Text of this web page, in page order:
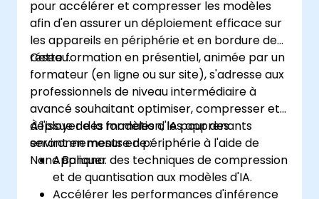
pour accélérer et compresser les modèles
afin d'en assurer un déploiement efficace sur
les appareils en périphérie et en bordure de
réseau.
Cette formation en présentiel, animée par un
formateur (en ligne ou sur site), s'adresse aux
professionnels de niveau intermédiaire à
avancé souhaitant optimiser, compresser et
déployer des modèles d'IA pour des
environnements en périphérie à l'aide de
Nano Banana.
À l'issue de la formation, les apprenants
seront en mesure de :
Appliquer des techniques de compression
et de quantisation aux modèles d'IA.
Accélérer les performances d'inférence